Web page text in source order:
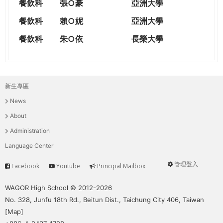
餐飲科 張○豪
亞洲大學
餐飲科
賴○妮
亞洲大學
餐飲科
朱○依 長榮大學
主
選
單
新生專區
News
About
Administration
Language Center
User
管理登入
Service
Facebook Youtube Principal Mailbox
WAGOR High School © 2012-2026
No. 328, Junfu 18th Rd., Beitun Dist., Taichung City 406, Taiwan
[Map]